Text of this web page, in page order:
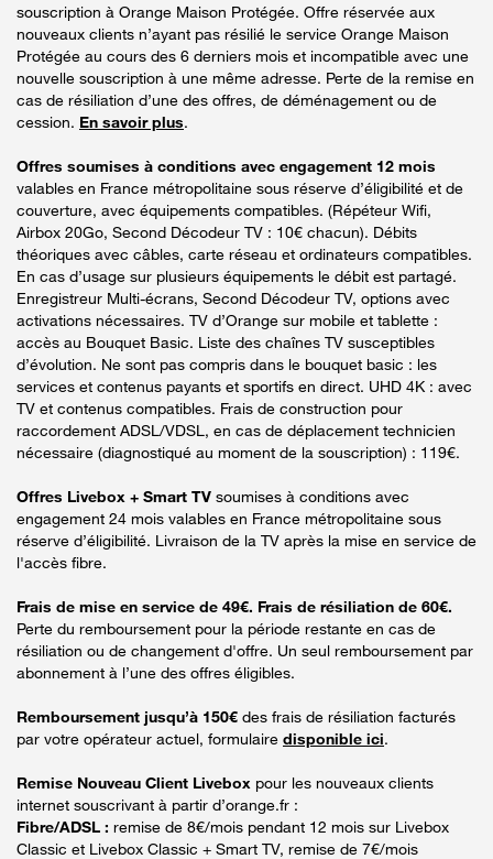
souscription à Orange Maison Protégée. Offre réservée aux
nouveaux clients n’ayant pas résilié le service Orange Maison
Protégée au cours des 6 derniers mois et incompatible avec une
nouvelle souscription à une même adresse. Perte de la remise en
cas de résiliation d’une des offres, de déménagement ou de
cession. En savoir plus.
Offres soumises à conditions avec engagement 12 mois
valables en France métropolitaine sous réserve d’éligibilité et de
couverture, avec équipements compatibles. (Répéteur Wifi,
Airbox 20Go, Second Décodeur TV : 10€ chacun). Débits
théoriques avec câbles, carte réseau et ordinateurs compatibles.
En cas d’usage sur plusieurs équipements le débit est partagé.
Enregistreur Multi-écrans, Second Décodeur TV, options avec
activations nécessaires. TV d’Orange sur mobile et tablette :
accès au Bouquet Basic. Liste des chaînes TV susceptibles
d’évolution. Ne sont pas compris dans le bouquet basic : les
services et contenus payants et sportifs en direct. UHD 4K : avec
TV et contenus compatibles. Frais de construction pour
raccordement ADSL/VDSL, en cas de déplacement technicien
nécessaire (diagnostiqué au moment de la souscription) : 119€.
Offres Livebox + Smart TV soumises à conditions avec
engagement 24 mois valables en France métropolitaine sous
réserve d’éligibilité. Livraison de la TV après la mise en service de
l'accès fibre.
Frais de mise en service de 49€. Frais de résiliation de 60€.
Perte du remboursement pour la période restante en cas de
résiliation ou de changement d'offre. Un seul remboursement par
abonnement à l’une des offres éligibles.
Remboursement jusqu’à 150€ des frais de résiliation facturés
par votre opérateur actuel, formulaire disponible ici.
Remise Nouveau Client Livebox pour les nouveaux clients
internet souscrivant à partir d’orange.fr :
Fibre/ADSL : remise de 8€/mois pendant 12 mois sur Livebox
Classic et Livebox Classic + Smart TV, remise de 7€/mois